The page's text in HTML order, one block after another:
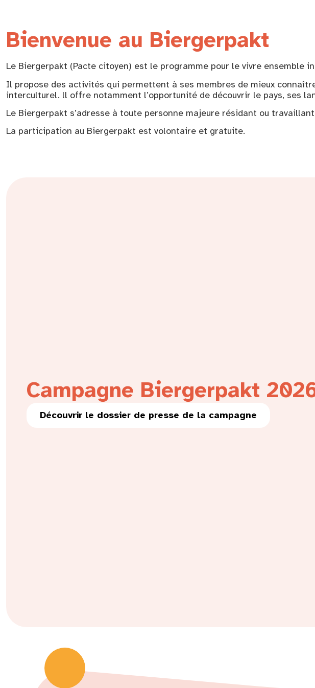
Bienvenue au Biergerpakt
Le Biergerpakt (Pacte citoyen) est le programme pour le vivre ensemble
Il propose des activités qui permettent à ses membres de mieux
interculturel. ll offre notamment l’opportunité de découvrir le pays, ses
Le Biergerpakt s’adresse à toute personne majeure résidant ou travaillant
La participation au Biergerpakt est volontaire et gratuite.
Campagne Biergerpakt
Découvrir le dossier de presse de la campagne